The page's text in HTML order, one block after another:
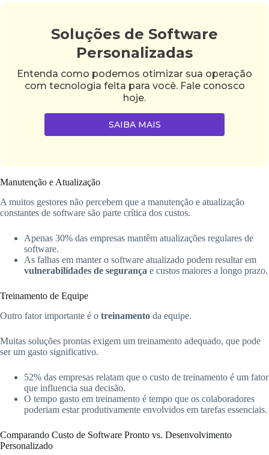
Soluções de Software
Personalizadas
Entenda como podemos otimizar sua operação
com tecnologia feita para você. Fale conosco
hoje.
SAIBA MAIS
Manutenção e Atualização
A muitos gestores não percebem que a manutenção e atualização
constantes de software são parte crítica dos custos.
Apenas 30% das empresas mantêm atualizações regulares de
software.
As falhas em manter o software atualizado podem resultar em
vulnerabilidades de segurança e custos maiores a longo prazo.
Treinamento de Equipe
Outro fator importante é o treinamento da equipe.
Muitas soluções prontas exigem um treinamento adequado, que pode
ser um gasto significativo.
52% das empresas relatam que o custo de treinamento é um fator
que influencia sua decisão.
O tempo gasto em treinamento é tempo que os colaboradores
poderiam estar produtivamente envolvidos em tarefas essenciais.
Comparando Custo de Software Pronto vs. Desenvolvimento
Personalizado